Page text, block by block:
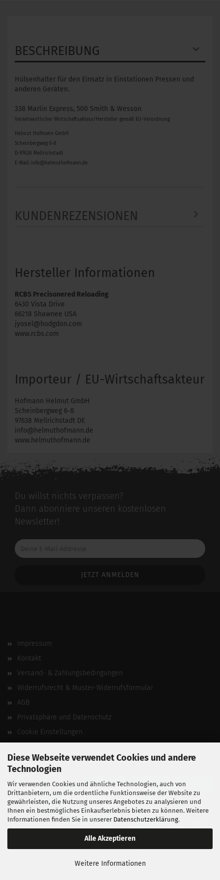
Diese Webseite verwendet Cookies und andere
Technologien
Wir verwenden Cookies und ähnliche Technologien, auch von
Drittanbietern, um die ordentliche Funktionsweise der Website zu
gewährleisten, die Nutzung unseres Angebotes zu analysieren und
Ihnen ein bestmögliches Einkaufserlebnis bieten zu können. Weitere
Informationen finden Sie in unserer Datenschutzerklärung.
Alle Akzeptieren
Weitere Informationen
BESCHREIBUNG
Hülsenhalter für den Einsatz in Einstationen Pressen und
anderen Geräten.
338 Marlin Express, 500 Smith & Wesson
Verantwortlicher Wirtschaftsakteur/Hersteller gemäß EU-Verordnung
Helmut Hofmann GmbH
Scheinbergweg 6-8
D-97638 Mellrichstadt
E-Mail: info@helmuthofmann.de
KUNDENREZENSIONEN
Hersteller Informationen
RCBS Precisonered Reloading
6430 Vista Drive
66218 Shawnee USA
jyosel@hodgdon.com
www.rcbs.com
Importeur / EU-Wirtschaftsakteur
Hofmann Helmut GmbH
Scheinbergweg 6-8
97638 Mellrichstadt DE
info@helmuthofmann.de
www.helmuthofmann.de
Du willst nichts verpassen?
Dann abonniere unseren kostenlosen
Newsletter!
Deine
E-
Impressum
Kontakt
Versand- & Zahlungsbedingungen
Widerrufsrecht & Muster-Widerrufsformular
AGB
Privatsphäre und Datenschutz
Cookie Einstellungen
Vertrag widerrufen
Entwickelt vonfabian heinz webdesign